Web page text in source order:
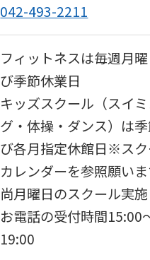
042-493-2211
フィットネスは毎週月
び季節休業日
キッズスクール（スイ
グ・体操・ダンス）は
び各月指定休館日※ス
カレンダーを参照願いま
尚月曜日のスクール実
お電話の受付時間15:00
19:00